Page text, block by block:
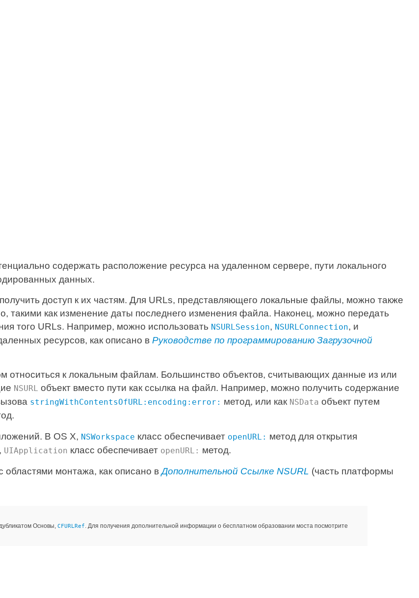
содержать расположение ресурса на удаленном сервере, пути локального
данных.
доступ к их частям. Для URLs, представляющего локальные файлы, можно также
такими как изменение даты последнего изменения файла. Наконец, можно передать
того URLs. Например, можно использовать NSURLSession, NSURLConnection, и
ресурсов, как описано в Руководстве по программированию Загрузочной
относиться к локальным файлам. Большинство объектов, считывающих данные из или
NSURL объект вместо пути как ссылка на файл. Например, можно получить содержание
stringWithContentsOfURL:encoding:error: метод, или как NSData объект путем
В OS X, NSWorkspace класс обеспечивает openURL: метод для открытия
UIApplication класс обеспечивает openURL: метод.
областями монтажа, как описано вДополнительной Ссылке NSURL (часть платформы
Основы, CFURLRef. Для получения дополнительной информации о бесплатном образовании моста посмотрите